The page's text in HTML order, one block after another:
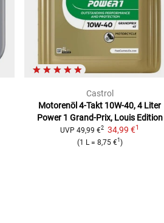
Castrol
Motorenöl 4-Takt 10W-40, 4 Liter
Power 1 Grand-Prix, Louis Edition
UVP 49,99 €2 34,99 €1
(1 L = 8,75 €1 )